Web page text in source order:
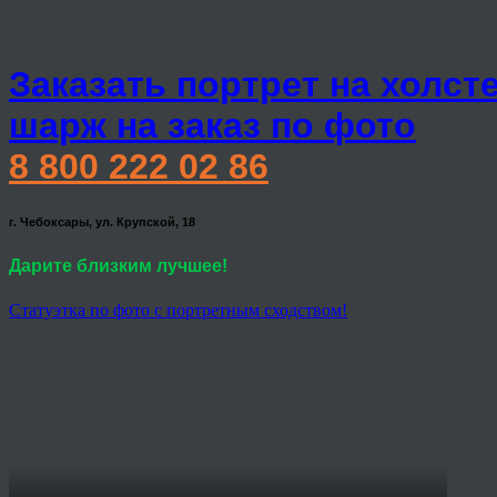
Заказать портрет на
шарж на заказ по фото
8 800 222 02 86
г. Чебоксары, ул. Крупской, 18
Дарите близким лучшее!
Статуэтка по фото с портретным сходством!